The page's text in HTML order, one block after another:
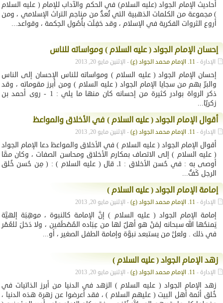
أحاديث الإمام الجواد (عليه السلام) في الحكم والآداب للإمام ( عليه السلام
) مجموعة من الكلمات الذهبية التي تُعدُّ من مناجم التراث الإسلامي ، ومن
أروع الثروات الفكرية في الإسلام ، وقد حَفِلَت بأُصُول الحِكمة ، وقواعد...
إحسان الإمام الجواد ( عليه السلام ) ومواساته للناس
الإدارة -11. الإمام محمد الجواد (ع) - الإثنين مايو 20, 2013
إحسان الإمام الجواد ( عليه السلام ) ومواساته للناس الإحسان إلى الناس
والبرّ بهم من سجايا الإمام الجواد ( عليه السلام ) ومن أبرز مقوماته ، وقد
ذكر الرواة بوادر كثيرة من إحسانه كان منها ما يلي : 1 - روى أحمد بن
زكريّا...
أقوال الإمام الجواد ( عليه السلام ) في الأخلاق والمواعظ
الإدارة -11. الإمام محمد الجواد (ع) - الإثنين مايو 20, 2013
أقوال الإمام الجواد ( عليه السلام ) في الأخلاق والمواعظ دعا الإمام الجواد
( عليه السلام ) إلى الاتصاف بمكارم الأخلاق ومحاسن الصفات ، وكان ممَّا
أوصى به : في حُسن الأخلاق : 1ـ قال ( عليه السلام ) : ( مِن حُسن خُلق
الرجل كَفُّ...
إمامة الإمام الجواد ( عليه السلام )
الإدارة -11. الإمام محمد الجواد (ع) - الإثنين مايو 20, 2013
إمامة الإمام الجواد ( عليه السلام ) إنَّ الإمامة كالنبوة ، موهِبَة إلهيَّة
يَمنحُها الله سبحانه لِمَنْ هو أهلٌ لها من عِبَاده المُصْطَفين ، ولا دَخلَ للعُمْر
في ذلك . ولعلَّ من يستبعد نبوَّة وإمامة الطفل الصغير ، أو...
زهد الإمام الجواد ( عليه السلام )
الإدارة -11. الإمام محمد الجواد (ع) - الإثنين مايو 20, 2013
زهد الإمام الجواد ( عليه السلام ) الزهد في الدنيا من أبرز الذاتيات في
خُلق أئمة أهل البيت ( عليهم السلام ) ، فقد أعرضوا عن زهرة هذه الدنيا ،